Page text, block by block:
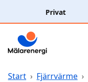
Privat
Elavtal
Elnät
Start › Fjärrvärme ›